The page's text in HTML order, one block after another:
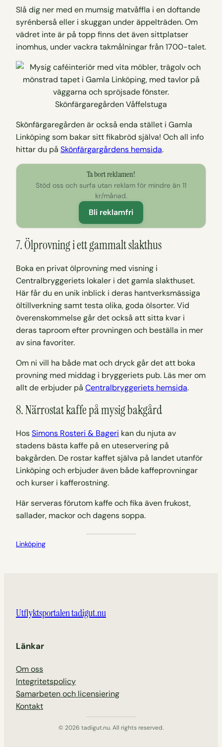
Slå dig ner med en mumsig matvåffla i en doftande
syrénberså eller i skuggan under äppelträden. Om
vädret inte är på topp finns det även sittplatser
inomhus, under vackra takmålningar från 1700-talet.
Skönfärgaregården Våffelstuga
Skönfärgaregården är också enda stället i Gamla
Linköping som bakar sitt fikabröd själva! Och all info
hittar du på Skönfärgargårdens hemsida.
Ta bort reklamen!
Stöd oss och surfa utan reklam för mindre än 11
kr/månad.
Bli reklamfri
7. Ölprovning i ett gammalt slakthus
Boka en privat ölprovning med visning i
Centralbryggeriets lokaler i det gamla slakthuset.
Här får du en unik inblick i deras hantverksmässiga
öltillverkning samt testa olika, goda ölsorter. Vid
överenskommelse går det också att sitta kvar i
deras taproom efter provningen och beställa in mer
av sina favoriter.
Om ni vill ha både mat och dryck går det att boka
provning med middag i bryggeriets pub. Läs mer om
allt de erbjuder på Centralbryggeriets hemsida.
8. Närrostat kaffe på mysig bakgård
HosSimons Rosteri & Bageri kan du njuta av
stadens bästa kaffe på en uteservering på
bakgården. De rostar kaffet själva på landet utanför
Linköping och erbjuder även både kaffeprovningar
och kurser i kafferostning.
Här serveras förutom kaffe och fika även frukost,
sallader, mackor och dagens soppa.
Linköping
Utflyktsportalen tadigut.nu
Länkar
Om oss
Integritetspolicy
Samarbeten och licensiering
Kontakt
© 2026 tadigut.nu. All rights reserved.